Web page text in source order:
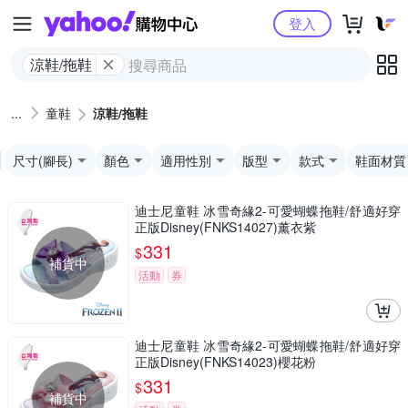
Yahoo購物中心
涼鞋/拖鞋
登入
童鞋 涼鞋/拖鞋
尺寸(腳長) 顏色 適用性別 版型 款式 鞋面材質
補貨中
迪士尼童鞋 冰雪奇緣2-可愛蝴蝶拖鞋/舒適好穿
正版Disney(FNKS14027)薰衣紫
$331
活動 券
補貨中
迪士尼童鞋 冰雪奇緣2-可愛蝴蝶拖鞋/舒適好穿
正版Disney(FNKS14023)櫻花粉
$331